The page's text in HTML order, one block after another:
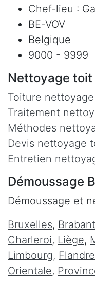
Chef-lieu :
BE-VOV
Belgique
9000 - 9999
Nettoyage toit
Toiture
Traitement
Méthodes
Devis nettoyage
Entretien
Démoussage
Démoussage et
Bruxelles,
Charleroi, Liège,
Limbourg,
Orientale,